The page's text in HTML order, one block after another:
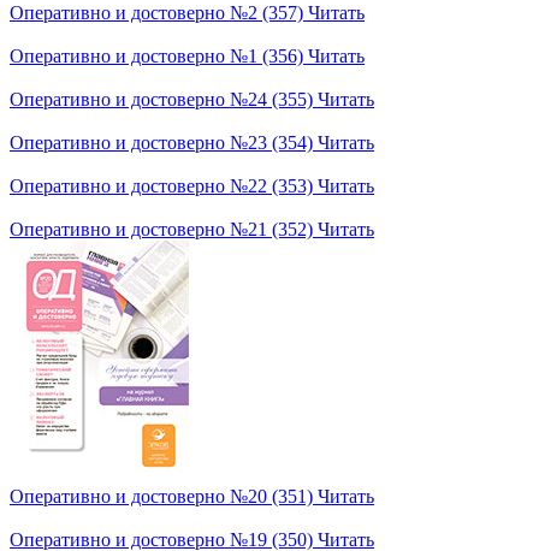
Оперативно и достоверно №2 (357) Читать
Оперативно и достоверно №1 (356) Читать
Оперативно и достоверно №24 (355) Читать
Оперативно и достоверно №23 (354) Читать
Оперативно и достоверно №22 (353) Читать
Оперативно и достоверно №21 (352) Читать
Оперативно и достоверно №20 (351) Читать
Оперативно и достоверно №19 (350) Читать